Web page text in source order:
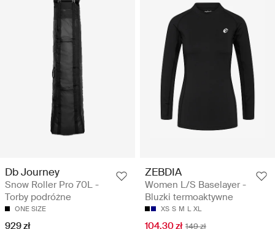
Db Journey
Snow Roller Pro 70L -
Torby podróżne
ONE SIZE
929 zł
ZEBDIA
Women L/S Baselayer -
Bluzki termoaktywne
XS S M L XL
104.30 zł 149 zł